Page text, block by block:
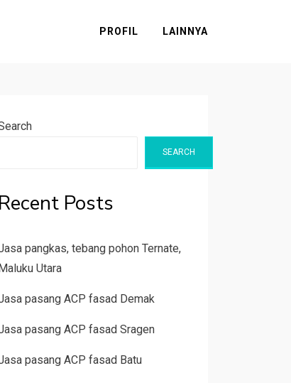
PROFIL LAINNYA
SEARCH
Recent Posts
pangkas, tebang pohon Ternate,
Utara
pasang ACP fasad Demak
pasang ACP fasad Sragen
pasang ACP fasad Batu